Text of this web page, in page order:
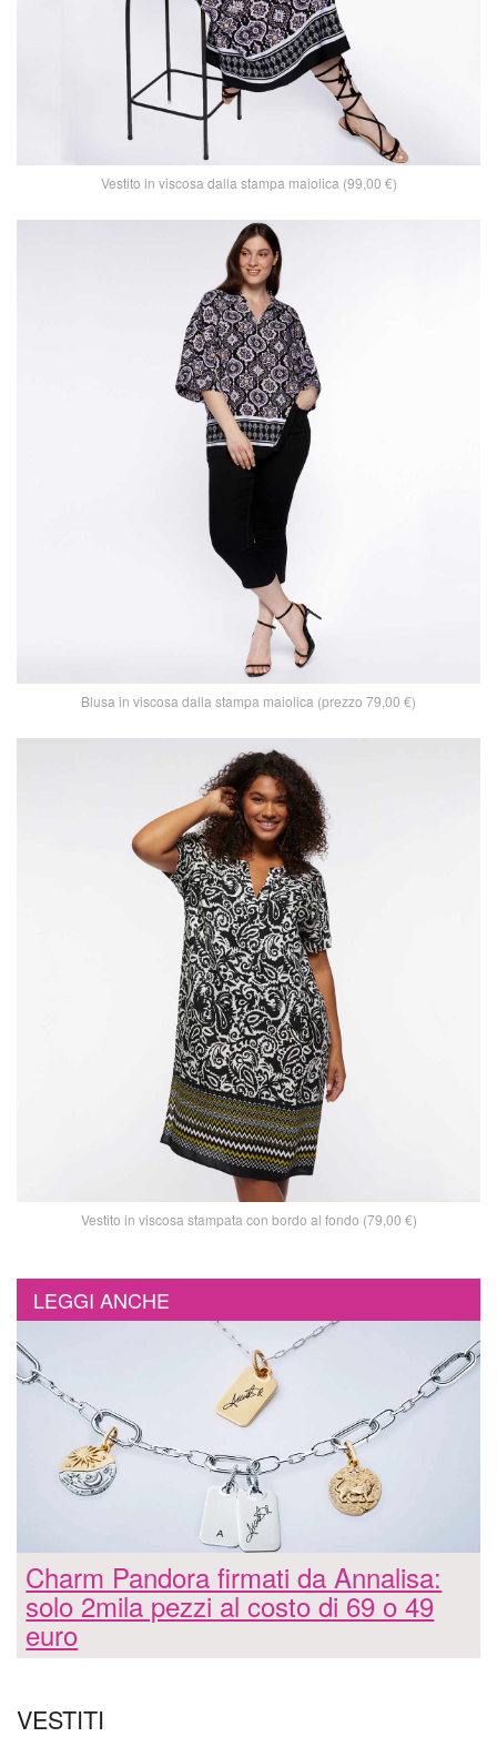
Vestito in viscosa dalla stampa maiolica (99,00 €)
Blusa in viscosa dalla stampa maiolica (prezzo 79,00 €)
Vestito in viscosa stampata con bordo al fondo (79,00 €)
LEGGI ANCHE
Charm Pandora firmati da Annalisa:
solo 2mila pezzi al costo di 69 o 49
euro
VESTITI